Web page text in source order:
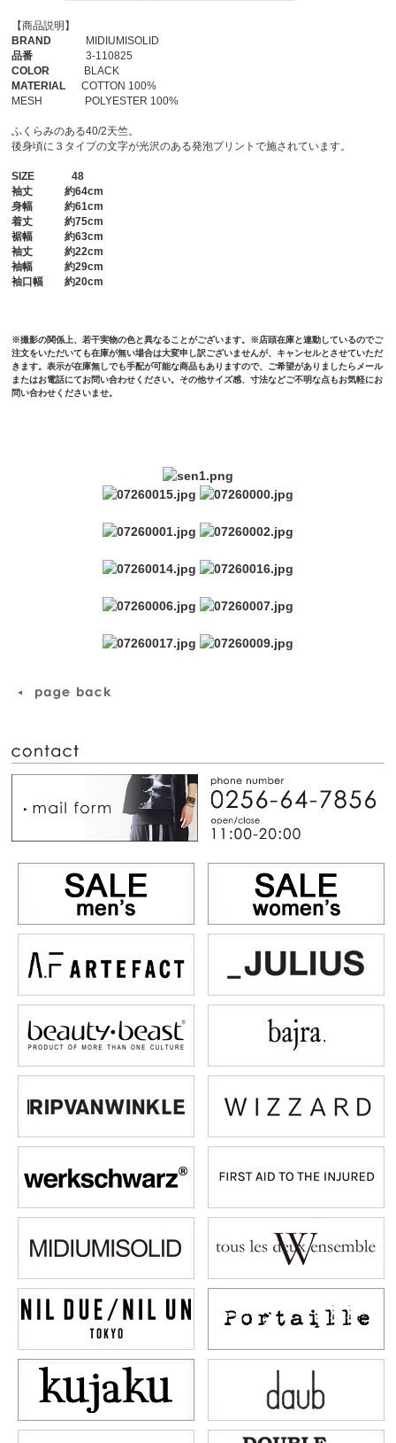
【商品説明】
BRAND MIDIUMISOLID
品番 3-110825
COLOR BLACK
MATERIAL COTTON 100%
MESH POLYESTER 100%
ふくらみのある40/2天竺。
後身頃に３タイプの文字が光沢のある発泡プリントで施されています。
SIZE
48
袖丈 約64cm
身幅 約61cm
着丈 約75cm
裾幅 約63cm
袖丈 約22cm
袖幅 約29cm
袖口幅 約20cm
※撮影の関係上、若干実物の色と異なることがございます。※店頭在庫と連動しているのでご
注文をいただいても在庫が無い場合は大変申し訳ございませんが、キャンセルとさせていただ
きます。表示が在庫無しでも手配が可能な商品もありますので、ご希望がありましたらメール
またはお電話にてお問い合わせください。その他サイズ感、寸法などご不明な点もお気軽にお
問い合わせくださいませ。